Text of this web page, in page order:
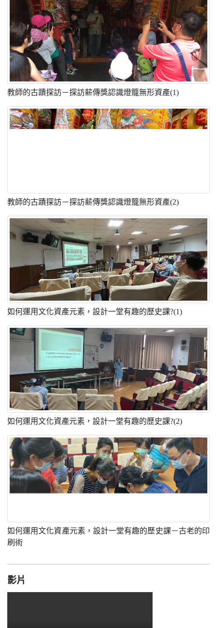
教師的古蹟探訪－探訪薪傳獎認識燈籠無形資產(1)
教師的古蹟探訪－探訪薪傳獎認識燈籠無形資產(2)
如何運用文化資產元素，設計一堂有趣的歷史課?(1)
如何運用文化資產元素，設計一堂有趣的歷史課?(2)
如何運用文化資產元素，設計一堂有趣的歷史課－古老的印
刷術
影片